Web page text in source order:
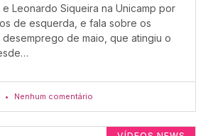
Leonardo Siqueira na Unicamp por
de esquerda, e fala sobre os
de maio, que atingiu o
Nenhum comentário